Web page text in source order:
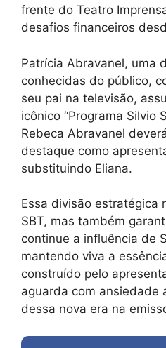
frente do Teatro
desafios financeiros
Patrícia Abravanel, uma
conhecidas do público,
seu pai na televisão,
icônico “Programa Silvio
Rebeca Abravanel
destaque como
substituindo Eliana.
Essa divisão estratégica
SBT, mas também
continue a influência de
mantendo viva a
construído pelo
aguarda com ansiedade
dessa nova era na